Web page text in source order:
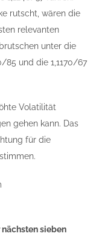
rutscht, wären die
relevanten
unter die
85 und die 1,1170/67
Volatilität
gehen kann. Das
für die
sieben